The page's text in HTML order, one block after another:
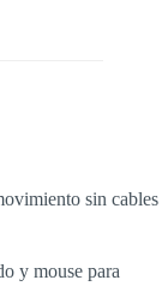
sin cables
y mouse para